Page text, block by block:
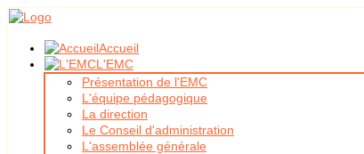
Accueil
L'EMC
Présentation de l'EMC
L'équipe pédagogique
La direction
Le Conseil d'administration
L'assemblée générale